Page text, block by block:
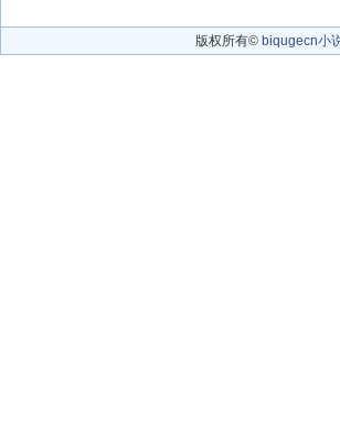
版权所有© biqugecn小